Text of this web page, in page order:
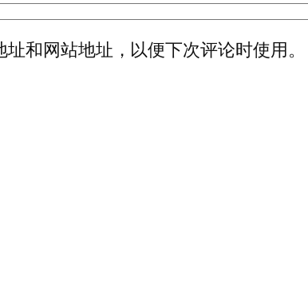
和网站地址，以便下次评论时使用。